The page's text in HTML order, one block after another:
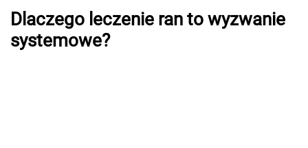
Dlaczego leczenie ran to wyzwanie
systemowe?